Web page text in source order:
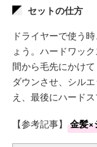
セットの仕方
ドライヤーで使う
ょう。ハードワッ
間から毛先にかけ
ダウンさせ、シル
え、最後にハード
【参考記事】 金髪×